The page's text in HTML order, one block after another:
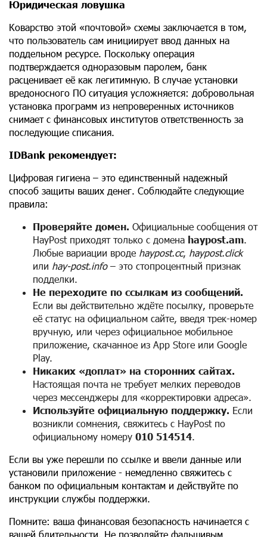
Юридическая ловушка
Коварство этой «почтовой» схемы заключается в том,
что пользователь сам инициирует ввод данных на
поддельном ресурсе. Поскольку операция
подтверждается одноразовым паролем, банк
расценивает её как легитимную. В случае установки
вредоносного ПО ситуация усложняется: добровольная
установка программ из непроверенных источников
снимает с финансовых институтов ответственность за
последующие списания.
IDBank рекомендует:
Цифровая гигиена – это единственный надежный
способ защиты ваших денег. Соблюдайте следующие
правила:
Проверяйте домен. Официальные сообщения от
HayPost приходят только с домена haypost.am
Любые вариации вроде haypost.cc, haypost.click
или hay-post.info– это стопроцентный признак
подделки.
Не переходите по ссылкам из сообщений.
Если вы действительно ждёте посылку, проверьте
её статус на официальном сайте, введя трек-номер
вручную, или через официальное мобильное
приложение, скачанное из App Store или Google
Play.
Никаких «доплат» на сторонних сайтах.
Настоящая почта не требует мелких переводов
через мессенджеры для «корректировки адреса».
Используйте официальную поддержку. Если
возникли сомнения, свяжитесь с HayPost по
официальному номеру 010 514514
Если вы уже перешли по ссылке и ввели данные или
установили приложение - немедленно свяжитесь с
банком по официальным контактам и действуйте по
инструкции службы поддержки.
Помните: ваша финансовая безопасность начинается с
вашей бдительности. Не позволяйте фальшивым